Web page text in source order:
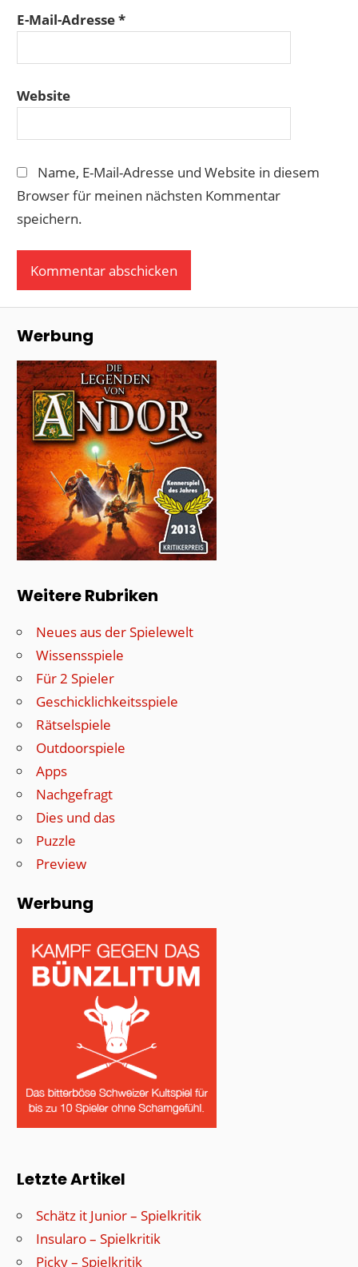
E-Mail-Adresse*
Website
Name, E-Mail-Adresse und Website in diesem
Browser für meinen nächsten Kommentar
speichern.
Werbung
Weitere Rubriken
Neues aus der Spielewelt
Wissensspiele
Für 2 Spieler
Geschicklichkeitsspiele
Rätselspiele
Outdoorspiele
Apps
Nachgefragt
Dies und das
Puzzle
Preview
Werbung
Letzte Artikel
Schätz it Junior – Spielkritik
Insularo – Spielkritik
Picky – Spielkritik